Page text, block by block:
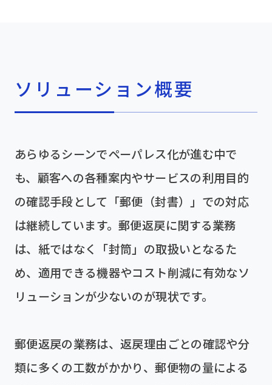
ソリューション概要
あらゆるシーンでペーパレス化が進む中で
も、顧客への各種案内やサービスの利用目的
の確認手段として「郵便（封書）」での対応
は継続しています。郵便返戻に関する業務
は、紙ではなく「封筒」の取扱いとなるた
め、適用できる機器やコスト削減に有効なソ
リューションが少ないのが現状です。
郵便返戻の業務は、返戻理由ごとの確認や分
類に多くの工数がかかり、郵便物の量による